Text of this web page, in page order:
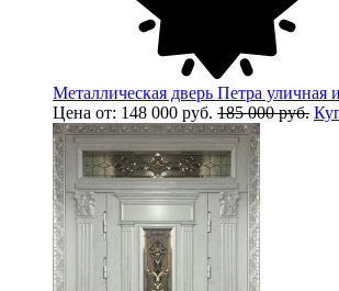
Металлическая дверь Петра уличная
Цена от: 148 000 руб. 185 000 руб.